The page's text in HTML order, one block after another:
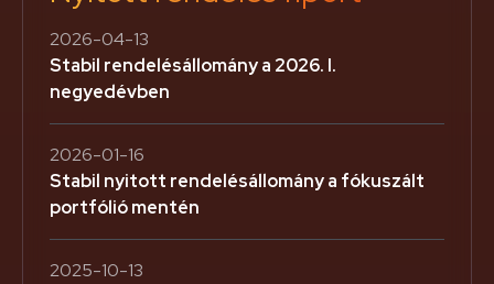
2026-04-13
Stabil rendelésállomány a 2026. I.
negyedévben
2026-01-16
Stabil nyitott rendelésállomány a fókuszált
portfólió mentén
2025-10-13